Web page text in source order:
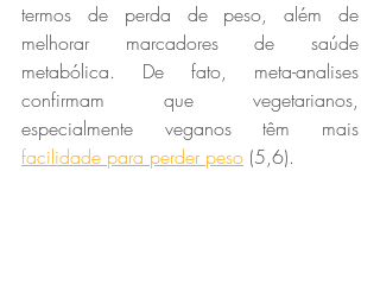
termos de perda de peso, além de
melhorar marcadores de saúde
metabólica. De fato, meta-analises
confirmam que vegetarianos,
facilidade para perder peso (5,6).